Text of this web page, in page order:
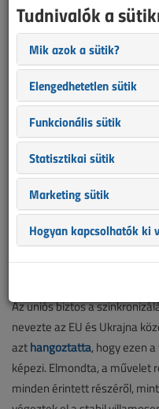
Sikeresen szinkronizálták a
Ukrajna és Moldova
energiaügyi uniós biztos.
szinkronizálása segíteni
villamosenergia-rendszerrel
Az uniós biztos a
nevezte az EU és Ukrajna
azthangoztatta, hogy ezen
képezi. Elmondta, a
minden érintett részéről,
Tudnivalók a
Mik azok a sütik?
Elengedhetetlen sütik
Funkcionális sütik
Statisztikai sütik
Marketing sütik
Hogyan kapcsolhatók ki